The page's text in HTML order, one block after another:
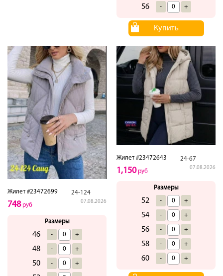
56 - +
Купить
Жилет #23472699 24-124
07.08.2026
748руб
Размеры
46 - +
48 - +
50 - +
Жилет #23472643 24-67
07.08.2026
1,150руб
Размеры
52 - +
54 - +
56 - +
58 - +
60 - +